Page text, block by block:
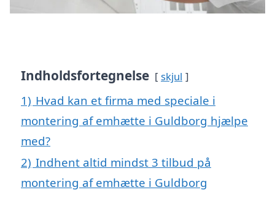
Indholdsfortegnelse skjul
1) Hvad kan et firma med speciale i
montering af emhætte i Guldborg hjælpe
med?
2) Indhent altid mindst 3 tilbud på
montering af emhætte i Guldborg